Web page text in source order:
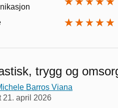
trygg og
Barros Viana
21. april 2026